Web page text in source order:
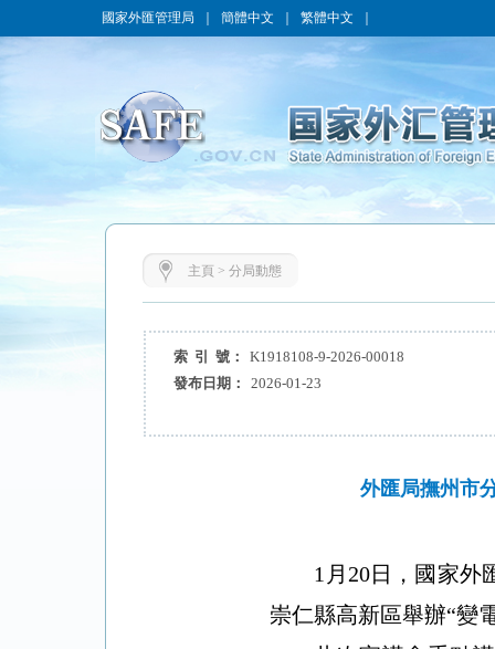
國家外匯管理局 簡體中文 繁體中文
主頁 > 分局動態
索 引 號：
K1918108-9-2026-00018
發布日期：
2026-01-23
外匯局撫州市
1月20日，國家外
崇仁縣高新區舉辦“變